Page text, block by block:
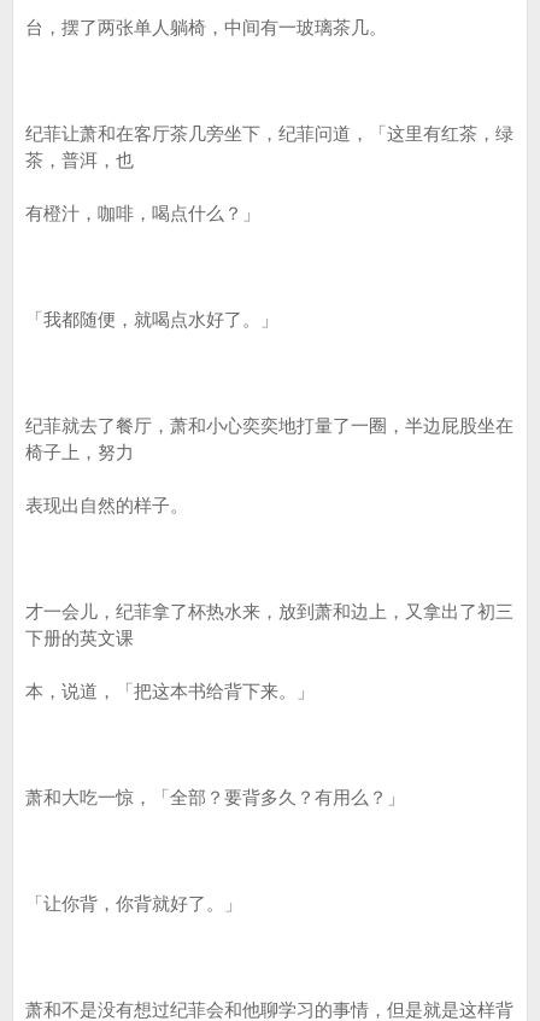
台，摆了两张单人躺椅，中间有一玻璃茶几。
纪菲让萧和在客厅茶几旁坐下，纪菲问道，「这里有红茶，绿
茶，普洱，也
有橙汁，咖啡，喝点什么？」
「我都随便，就喝点水好了。」
纪菲就去了餐厅，萧和小心奕奕地打量了一圈，半边屁股坐在
椅子上，努力
表现出自然的样子。
才一会儿，纪菲拿了杯热水来，放到萧和边上，又拿出了初三
下册的英文课
本，说道，「把这本书给背下来。」
萧和大吃一惊，「全部？要背多久？有用么？」
「让你背，你背就好了。」
萧和不是没有想过纪菲会和他聊学习的事情，但是就是这样背